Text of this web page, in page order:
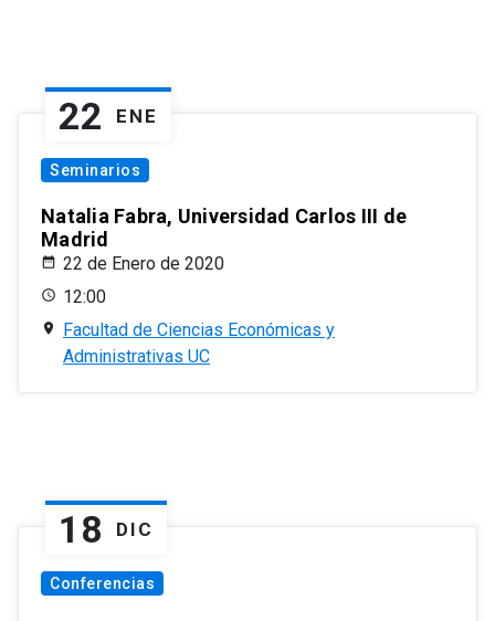
22 ENE
Seminarios
Natalia Fabra, Universidad Carlos III de
Madrid
22 de Enero de 2020
12:00
Facultad de Ciencias Económicas y
Administrativas UC
18 DIC
Conferencias